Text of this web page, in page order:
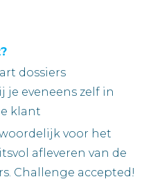
dossiers
je eveneens zelf in
klant
voor het
afleveren van de
Challenge accepted!